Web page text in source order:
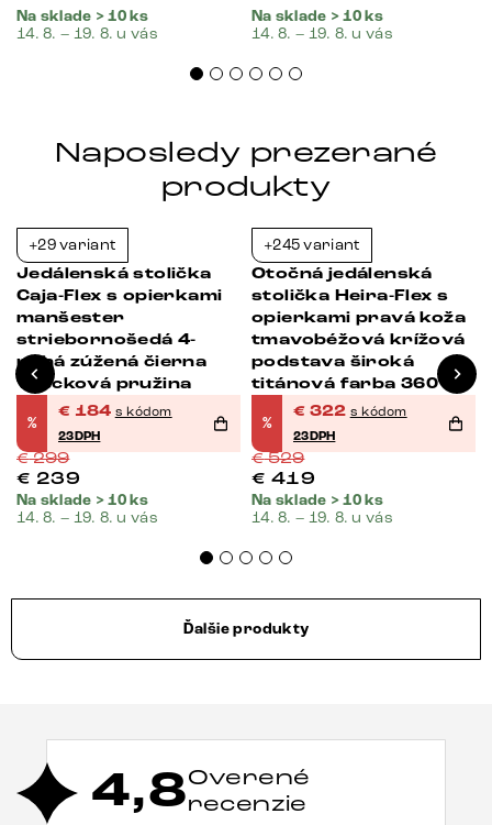
Na sklade > 10 ks
14. 8. – 19. 8. u vás
Na sklade > 10 ks
14. 8. – 19. 8. u vás
Naposledy prezerané
produkty
+29 variant
Jedálenská stolička
Caja-Flex s opierkami
manšester
striebornošedá 4-
nohá zúžená čierna
vrecková pružina
%
€ 184 s kódom
23DPH
€299
€ 239
Na sklade > 10 ks
14. 8. – 19. 8. u vás
+245 variant
Otočná jedálenská
stolička Heira-Flex s
opierkami pravá koža
tmavobéžová krížová
podstava široká
titánová farba 360°
otočná vrecková
pružina
%
€ 322 s kódom
23DPH
€529
€ 419
Na sklade > 10 ks
14. 8. – 19. 8. u vás
Ďalšie produkty
4,8Overené
recenzie